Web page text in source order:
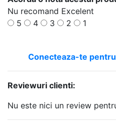
Nu recomand Excelent
5
4 3 2 1
Conecteaza-te
Reviewuri clienti:
Nu este nici un review